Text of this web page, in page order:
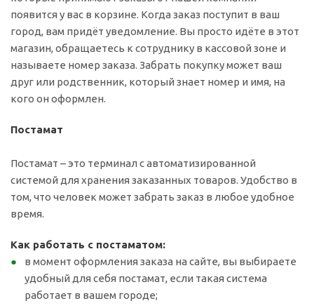
появится у вас в корзине. Когда заказ поступит в ваш
город, вам придёт уведомление. Вы просто идёте в этот
магазин, обращаетесь к сотруднику в кассовой зоне и
называете номер заказа. Забрать покупку может ваш
друг или родственник, который знает номер и имя, на
кого он оформлен.
Постамат
Постамат – это терминал с автоматизированной
системой для хранения заказанных товаров. Удобство в
том, что человек может забрать заказ в любое удобное
время.
Как работать с постаматом:
в момент оформления заказа на сайте, вы выбираете
удобный для себя постамат, если такая система
работает в вашем городе;